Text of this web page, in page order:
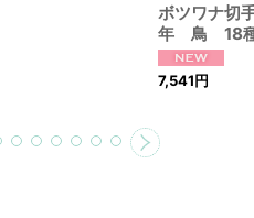
ボツワナ
年 鳥 18
7,541円